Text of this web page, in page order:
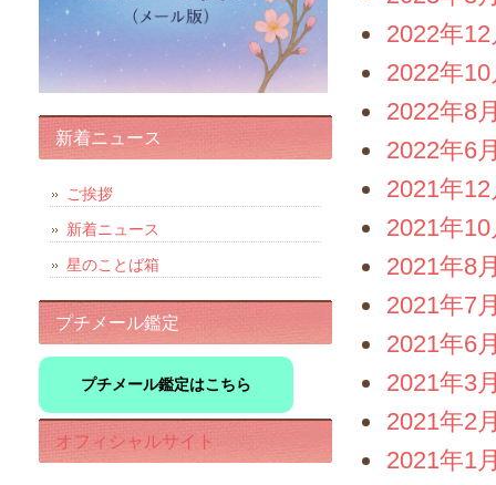
2022年12
2022年10
2022年8
2022年6
2021年12
2021年10
2021年8
2021年7
2021年6
2021年3
2021年2
2021年1
新着ニュース
ご挨拶
新着ニュース
星のことば箱
プチメール鑑定
プチメール鑑定はこちら
オフィシャルサイト